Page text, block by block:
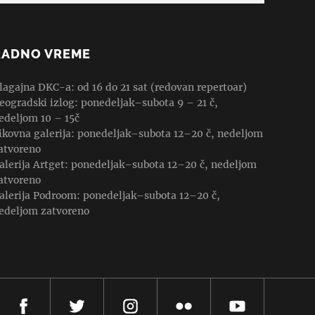
VREME
DKC-a: od 16 do 21 sat (redovan repertoar)
izlog: ponedeljak–subota 9 – 21 č,
10 – 15č
galerija: ponedeljak–subota 12–20 č, nedeljom
Artget: ponedeljak–subota 12–20 č, nedeljom
Podroom: ponedeljak–subota 12–20 č,
zatvoreno